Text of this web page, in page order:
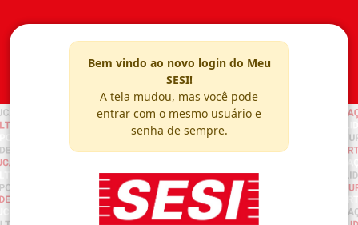
Bem vindo ao novo login do Meu
SESI!
A tela mudou, mas você pode
entrar com o mesmo usuário e
senha de sempre.